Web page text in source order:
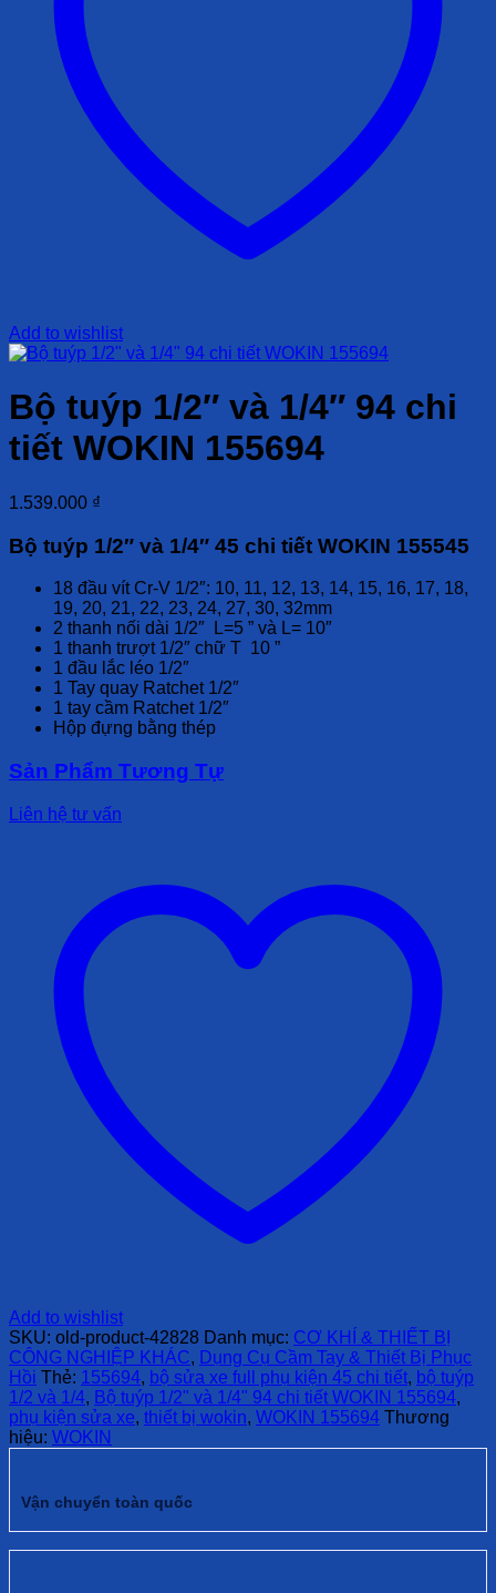
Add to wishlist
Bộ tuýp 1/2″ và 1/4″ 94 chi
tiết WOKIN 155694
1.539.000 ₫
Bộ tuýp 1/2″ và 1/4″ 45 chi tiết WOKIN 155545
18 đầu vít Cr-V 1/2″: 10, 11, 12, 13, 14, 15, 16, 17, 18,
19, 20, 21, 22, 23, 24, 27, 30, 32mm
2 thanh nối dài 1/2″ L=5 ” và L= 10″
1 thanh trượt 1/2″ chữ T 10 ”
1 đầu lắc léo 1/2″
1 Tay quay Ratchet 1/2″
1 tay cầm Ratchet 1/2″
Hộp đựng bằng thép
Sản Phẩm Tương Tự
Liên hệ tư vấn
Add to wishlist
SKU: old-product-42828 Danh mục: CƠ KHÍ & THIẾT BỊ
CÔNG NGHIỆP KHÁC, Dụng Cụ Cầm Tay & Thiết Bị Phục
Hồi Thẻ: 155694, bộ sửa xe full phụ kiện 45 chi tiết, bộ tuýp
1/2 và 1/4, Bộ tuýp 1/2" và 1/4" 94 chi tiết WOKIN 155694,
phụ kiện sửa xe, thiết bị wokin, WOKIN 155694 Thương
hiệu: WOKIN
Vận chuyển toàn quốc